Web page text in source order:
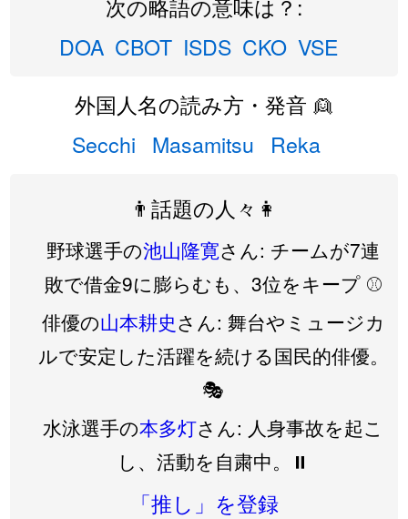
次の略語の意味は？:
DOA CBOT ISDS CKO VSE
外国人名の読み方・発音 👱
Secchi Masamitsu Reka
👨話題の人々👩
野球選手の池山隆寛さん: チームが7連
敗で借金9に膨らむも、3位をキープ ⚾️
俳優の山本耕史さん: 舞台やミュージカ
ルで安定した活躍を続ける国民的俳優。
🎭
水泳選手の本多灯さん: 人身事故を起こ
し、活動を自粛中。⏸️
「推し」を登録